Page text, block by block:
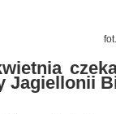
Jagiellonii